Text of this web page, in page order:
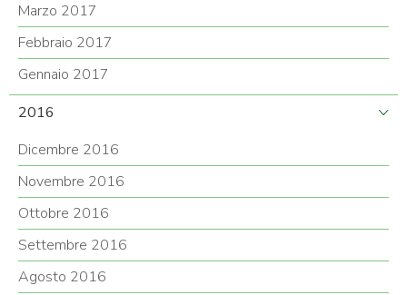
Marzo 2017
Febbraio 2017
Gennaio 2017
2016
Dicembre 2016
Novembre 2016
Ottobre 2016
Settembre 2016
Agosto 2016